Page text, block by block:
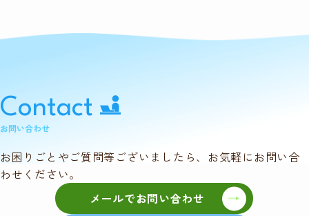
Contact
お問い合わせ
お困りごとやご質問等ございましたら、お気軽にお問い合
わせください。
メールでお問い合わせ